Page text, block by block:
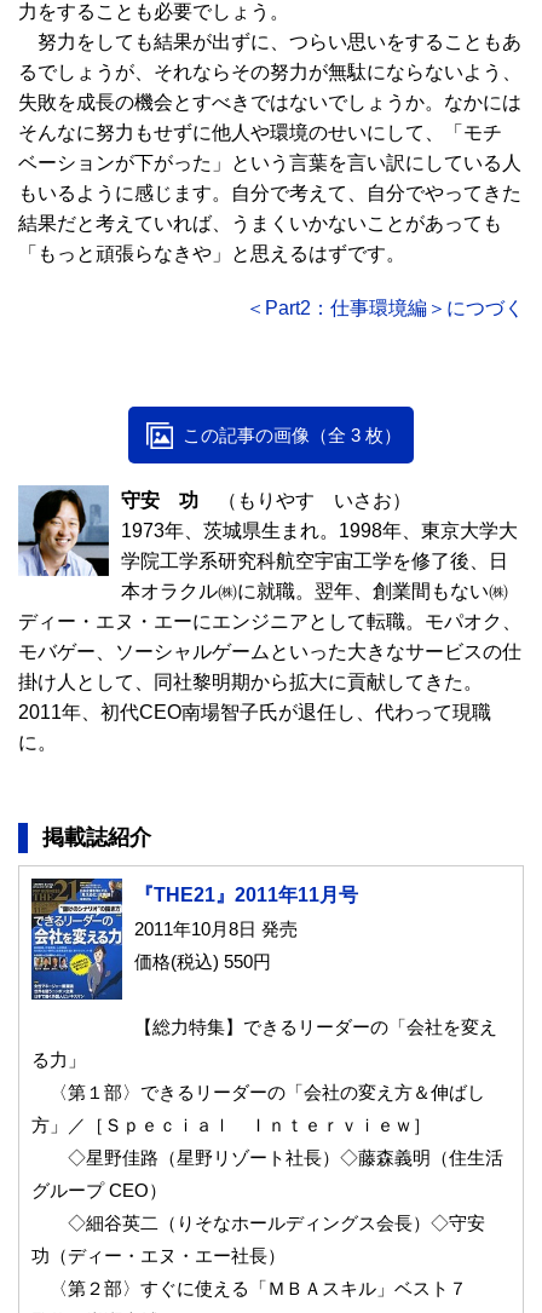
力をすることも必要でしょう。
努力をしても結果が出ずに、つらい思いをすることもあ
るでしょうが、それならその努力が無駄にならないよう、
失敗を成長の機会とすべきではないでしょうか。なかには
そんなに努力もせずに他人や環境のせいにして、「モチ
ベーションが下がった」という言葉を言い訳にしている人
もいるように感じます。自分で考えて、自分でやってきた
結果だと考えていれば、うまくいかないことがあっても
「もっと頑張らなきや」と思えるはずです。
＜Part2：仕事環境編＞につづく
この記事の画像（全 3 枚）
守安 功 （もりやす いさお）
1973年、茨城県生まれ。1998年、東京大学大
学院工学系研究科航空宇宙工学を修了後、日
本オラクル㈱に就職。翌年、創業間もない㈱
ディー・エヌ・エーにエンジニアとして転職。モパオク、
モバゲー、ソーシャルゲームといった大きなサービスの仕
掛け人として、同社黎明期から拡大に貢献してきた。
2011年、初代CEO南場智子氏が退任し、代わって現職
に。
掲載誌紹介
『THE21』2011年11月号
2011年10月8日 発売
価格(税込) 550円
【総力特集】できるリーダーの「会社を変え
る力」
〈第１部〉できるリーダーの「会社の変え方＆伸ばし
方」／［Ｓｐｅｃｉａｌ Ｉｎｔｅｒｖｉｅｗ］
◇星野佳路（星野リゾート社長）◇藤森義明（住生活
グループ CEO）
◇細谷英二（りそなホールディングス会長）◇守安
功（ディー・エヌ・エー社長）
〈第２部〉すぐに使える「ＭＢＡスキル」ベスト７